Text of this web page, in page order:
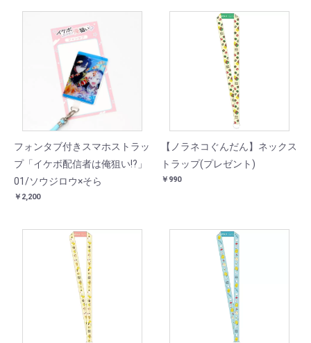
フォンタブ付きスマホストラッ
プ「イケボ配信者は俺狙い!?」
01/ソウジロウ×そら
￥2,200
【ノラネコぐんだん】ネックス
トラップ(プレゼント)
￥990